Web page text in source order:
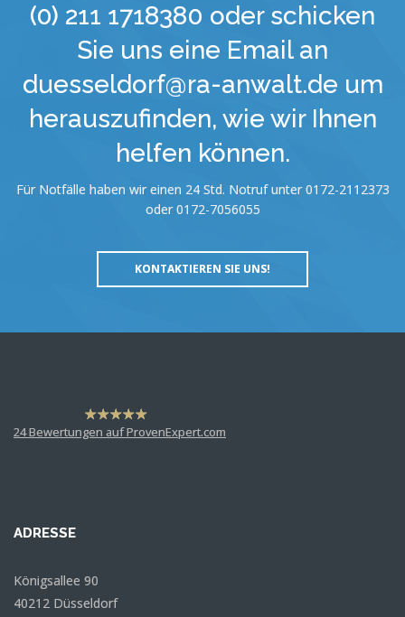
(0) 211 1718380 oder schicken
Sie uns eine Email an
duesseldorf@ra-anwalt.de um
herauszufinden, wie wir Ihnen
helfen können.
Für Notfälle haben wir einen 24 Std. Notruf unter 0172-2112373
oder 0172-7056055
KONTAKTIEREN SIE UNS!
hat4,63
von
24Bewertungen auf ProvenExpert.com
ADRESSE
Königsallee 90
40212 Düsseldorf